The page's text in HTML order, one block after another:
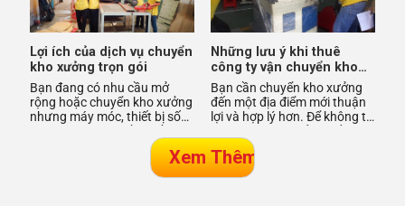
Lợi ích của dịch vụ chuyển
kho xưởng trọn gói
Bạn đang có nhu cầu mở
rộng hoặc chuyển kho xưởng
nhưng máy móc, thiết bị số
lượng lớn lại quá cồng kềnh
khiến bạn e ngại vì không
Những lưu ý khi thuê
công ty vận chuyển kho
xưởng trọn gói
Bạn cần chuyển kho xưởng
đến một địa điểm mới thuận
lợi và hợp lý hơn. Để không trì
hoãn công việc sản xuất kinh
doanh, bạn cần lự